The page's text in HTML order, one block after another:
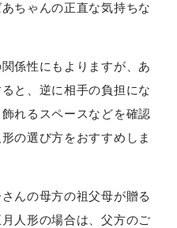
ちゃんの正直な気持ちな
係性にもよりますが、あ
と、逆に相手の負担にな
れるスペースなどを確認
の選び方をおすすめしま
んの母方の祖父母が贈る
人形の場合は、父方のご